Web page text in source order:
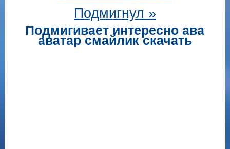
Подмигнул »
Подмигивает интересно ава
аватар смайлик скачать